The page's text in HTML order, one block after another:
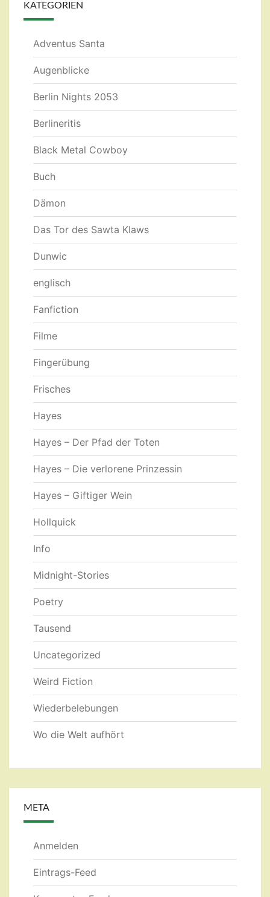
KATEGORIEN
Adventus Santa
Augenblicke
Berlin Nights 2053
Berlineritis
Black Metal Cowboy
Buch
Dämon
Das Tor des Sawta Klaws
Dunwic
englisch
Fanfiction
Filme
Fingerübung
Frisches
Hayes
Hayes – Der Pfad der Toten
Hayes – Die verlorene Prinzessin
Hayes – Giftiger Wein
Hollquick
Info
Midnight-Stories
Poetry
Tausend
Uncategorized
Weird Fiction
Wiederbelebungen
Wo die Welt aufhört
META
Anmelden
Eintrags-Feed